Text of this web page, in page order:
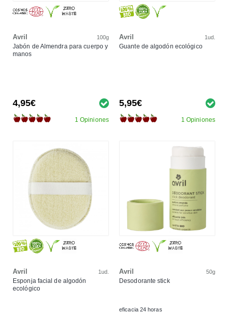
Avril 100g
Jabón de Almendra para cuerpo y
manos
4,95€
1 Opiniones
Avril 1ud.
Guante de algodón ecológico
5,95€
1 Opiniones
Avril 1ud.
Esponja facial de algodón
ecológico
Avril 50g
Desodorante stick
eficacia 24 horas